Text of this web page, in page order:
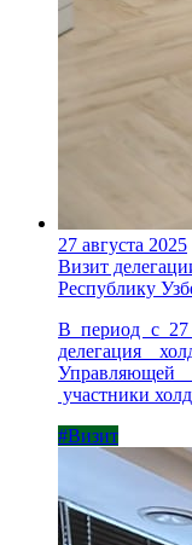
27 августа 2025
Визит
Республику
В период с 27
делегация
участники
#Визит